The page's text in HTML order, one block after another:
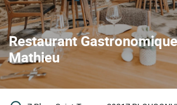
Restaurant
Mathieu